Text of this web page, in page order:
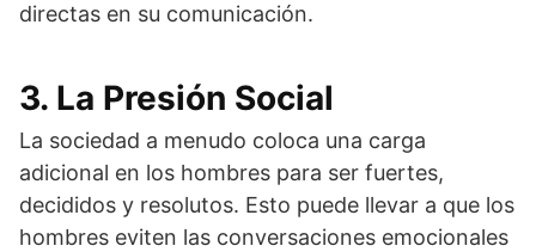
directas en su comunicación.
3. La Presión Social
La sociedad a menudo coloca una carga
adicional en los hombres para ser fuertes,
decididos y resolutos. Esto puede llevar a que los
hombres eviten las conversaciones emocionales